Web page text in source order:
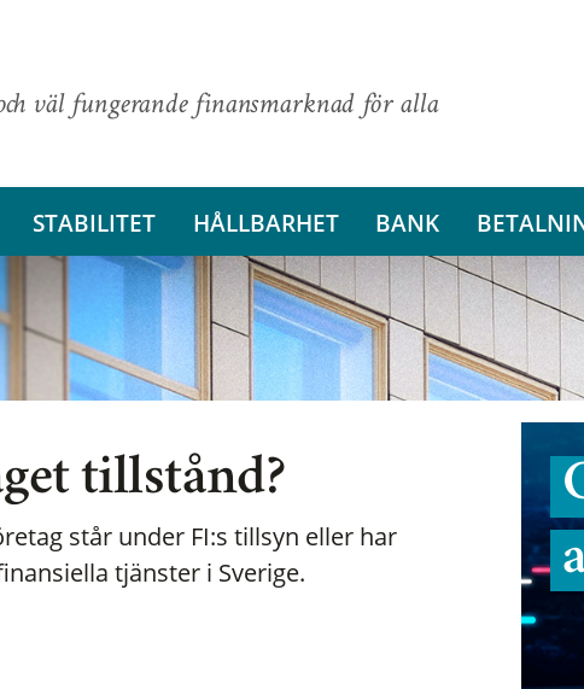
väl fungerande finansmarknad för alla
STABILITET HÅLLBARHET BANK
tillstånd?
står under FI:s tillsyn eller har
tjänster i Sverige.